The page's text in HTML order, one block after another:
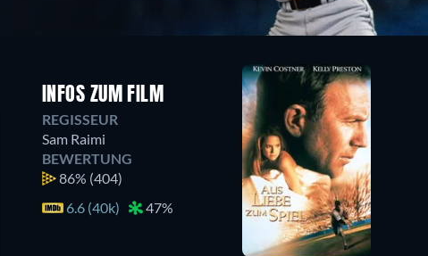
INFOS ZUM FILM
REGISSEUR
Sam Raimi
BEWERTUNG
86% (404)
6.6 (40k)
47%